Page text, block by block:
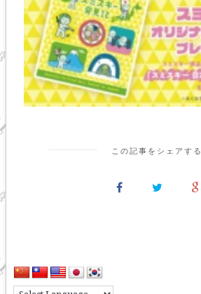
この記事をシェアする